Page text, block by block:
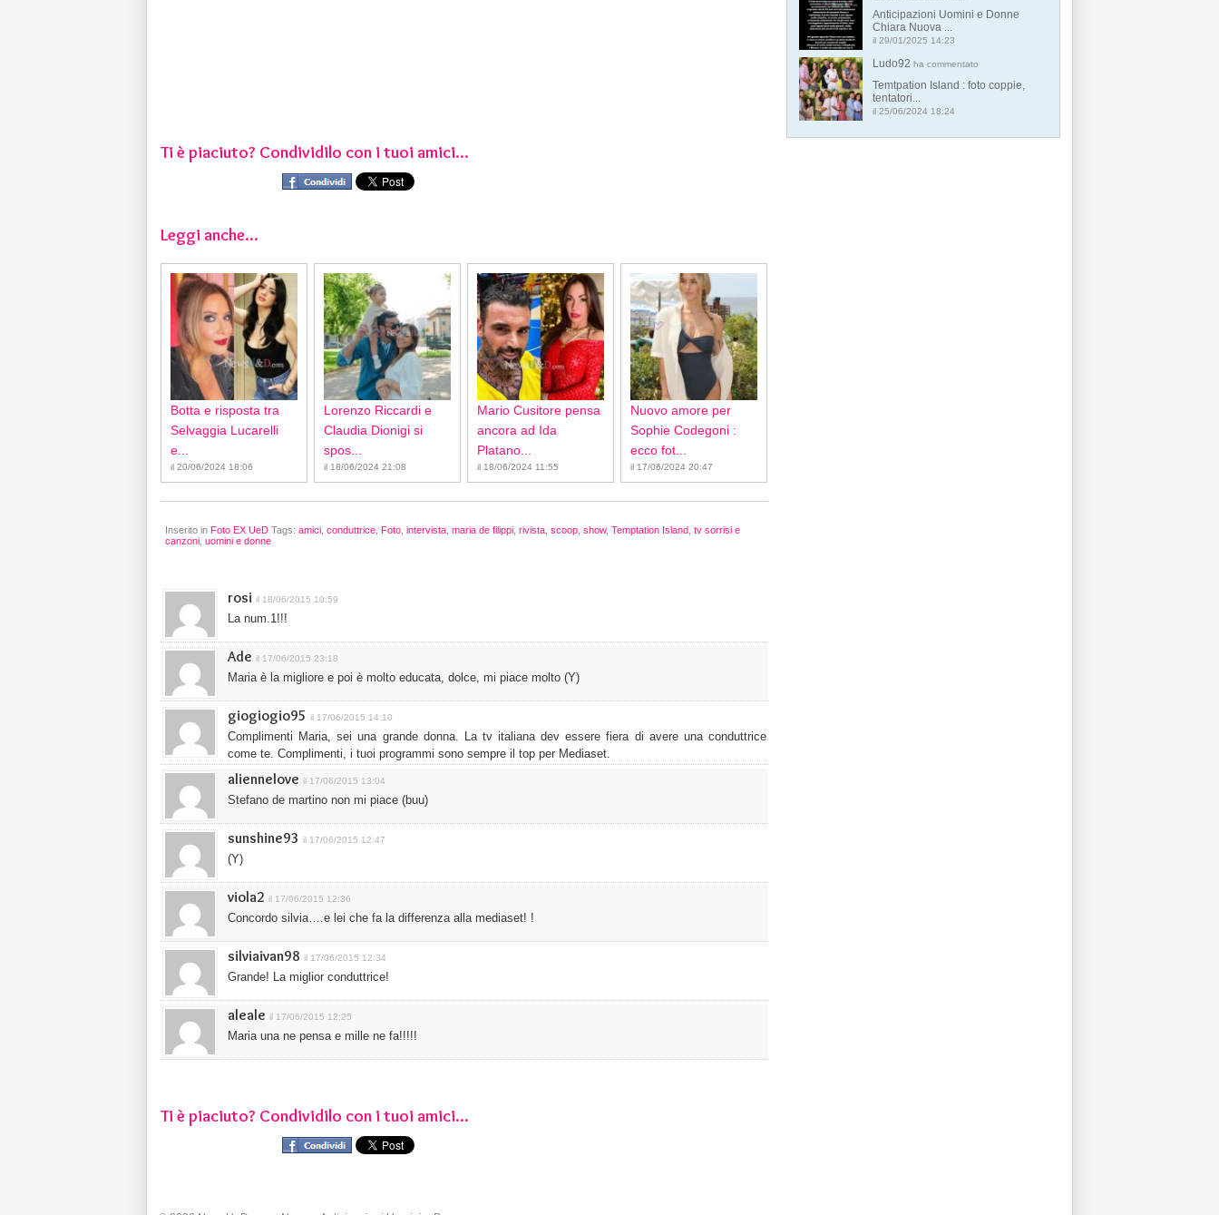
Ti è piaciuto? Condividilo con i tuoi amici...
Leggi anche...
Botta e risposta tra
Selvaggia Lucarelli
e...
il 20/06/2024 18:06
Lorenzo Riccardi e
Claudia Dionigi si
spos...
il 18/06/2024 21:08
Mario Cusitore pensa
ancora ad Ida
Platano...
il 18/06/2024 11:55
Nuovo amore per
Sophie Codegoni :
ecco fot...
il 17/06/2024 20:47
Inserito in Foto EX UeD Tags: amici conduttrice Foto intervista maria de filippi rivista scoop show, Temptation Island tv sorrisi e
canzoni uomini e donne
rosi il 18/06/2015 10:59
La num.1!!!
Ade il 17/06/2015 23:18
Maria è la migliore e poi è molto educata, dolce, mi piace molto (Y)
giogiogio95 il 17/06/2015 14:10
Complimenti Maria, sei una grande donna. La tv italiana dev essere fiera di avere una conduttrice
come te. Complimenti, i tuoi programmi sono sempre il top per Mediaset.
aliennelove il 17/06/2015 13:04
Stefano de martino non mi piace (buu)
sunshine93 il 17/06/2015 12:47
(Y)
viola2 il 17/06/2015 12:36
Concordo silvia….e lei che fa la differenza alla mediaset! !
silviaivan98 il 17/06/2015 12:34
Grande! La miglior conduttrice!
aleale il 17/06/2015 12:25
Maria una ne pensa e mille ne fa!!!!!
Ti è piaciuto? Condividilo con i tuoi amici...
Anticipazioni Uomini e Donne
Chiara Nuova ...
il 29/01/2025 14:23
Ludo92 ha commentato
Temtpation Island : foto coppie,
tentatori...
il 25/06/2024 18:24